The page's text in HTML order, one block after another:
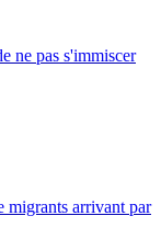
ne pas s'immiscer
migrants arrivant par